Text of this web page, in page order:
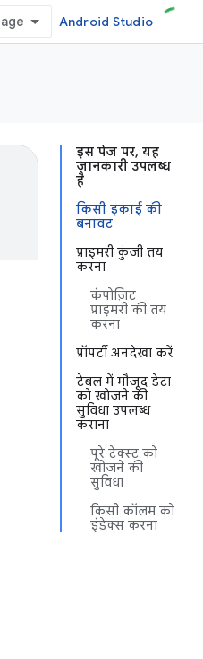
Android Studio
इस पेज पर, यह
जानकारी उपलब्ध
है
किसी इकाई की
बनावट
प्राइमरी कुंजी तय
करना
कंपोज़िट
प्राइमरी की तय
करना
प्रॉपर्टी अनदेखा करें
टेबल में मौजूद डेटा
को खोजने की
सुविधा उपलब्ध
कराना
पूरे टेक्स्ट को
खोजने की
सुविधा
किसी कॉलम को
इंडेक्स करना